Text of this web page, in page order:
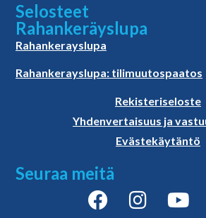
Selosteet
Rahankeräyslupa
Rahankerayslupa
Rahankerayslupa: tilimuutospaatos
Rekisteriseloste
Yhdenvertaisuus ja
Evästekäytäntö
Seuraa meitä